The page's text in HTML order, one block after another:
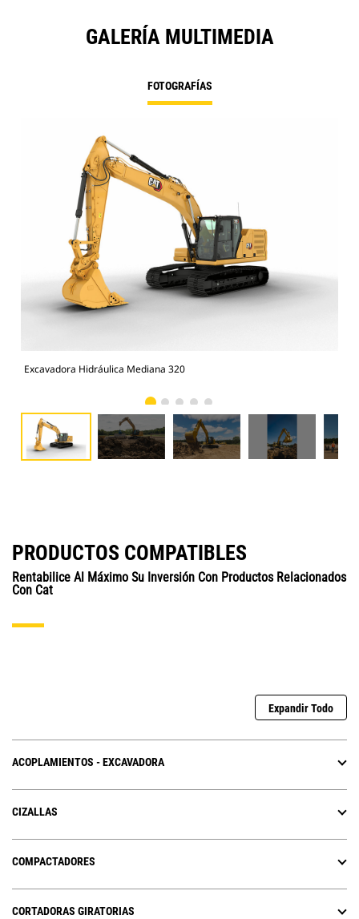
GALERÍA MULTIMEDIA
FOTOGRAFÍAS
Excavadora Hidráulica Mediana 320
PRODUCTOS COMPATIBLES
Rentabilice Al Máximo Su Inversión Con Productos Relacionados
Con Cat
Expandir Todo
ACOPLAMIENTOS - EXCAVADORA
CIZALLAS
COMPACTADORES
CORTADORAS GIRATORIAS